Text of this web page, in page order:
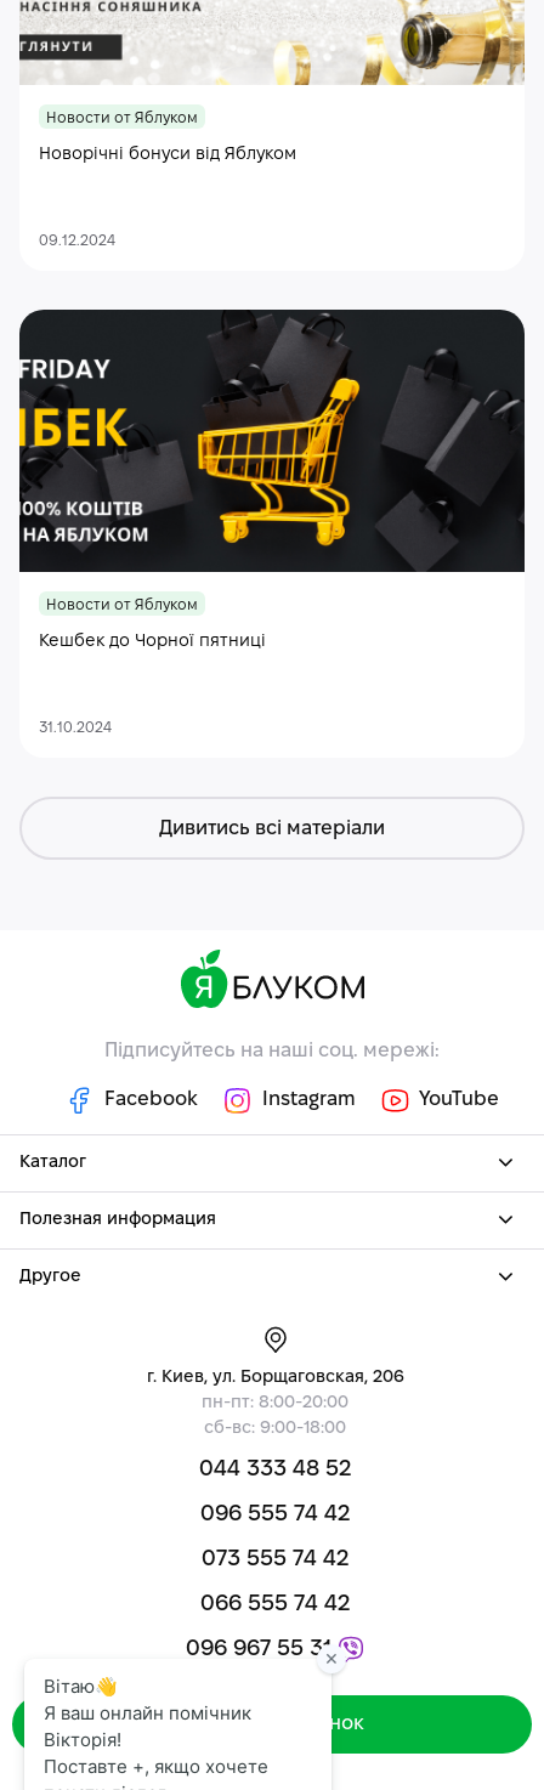
Новости от Яблуком
Новорічні бонуси від Яблуком
09.12.2024
Новости от Яблуком
Кешбек до Чорної пятниці
31.10.2024
Дивитись всі матеріали
Підписуйтесь на наші соц. мережі:
Facebook Instagram YouTube
Каталог
Полезная информация
Другое
г. Киев, ул. Борщаговская, 206
пн-пт: 8:00-20:00
сб-вс: 9:00-18:00
044 333 48 52
096 555 74 42
073 555 74 42
066 555 74 42
096 967 55 31
Зворотний дзвінок